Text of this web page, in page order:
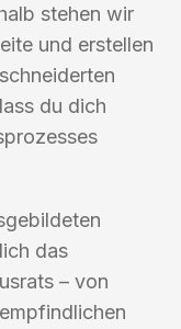
stehen wir
und erstellen
du dich
das
– von